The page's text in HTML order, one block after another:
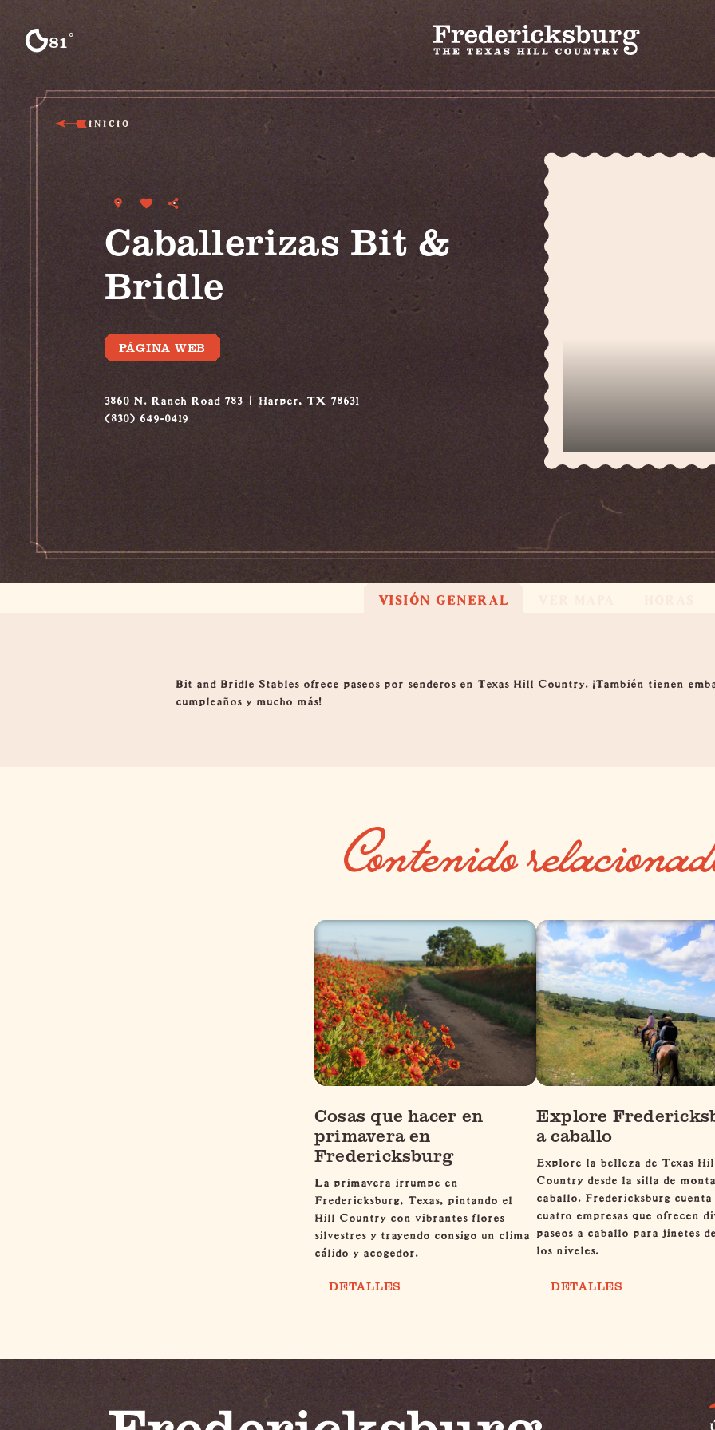
Ir al contenido
81°F
INICIO
Caballerizas Bit &
Bridle
PÁGINA WEB
3860 N. Ranch Road 783
Harper, TX 78631
(830) 649-0419
VISIÓN GENERAL
Visión general
Bit and Bridle Stables ofrece paseos por senderos en Texas Hill Country. ¡También tienen
cumpleaños y mucho más!
Contenido
Cosas que hacer en
primavera en
Fredericksburg
La primavera irrumpe en
Fredericksburg, Texas, pintando el
Hill Country con vibrantes flores
silvestres y trayendo consigo un clima
cálido y acogedor.
DETALLES
Explore
a caballo
Explore la belleza de Texas
Country desde la silla de
caballo. Fredericksburg
cuatro empresas que ofrecen
paseos a caballo para jinetes
los niveles.
DETALLES